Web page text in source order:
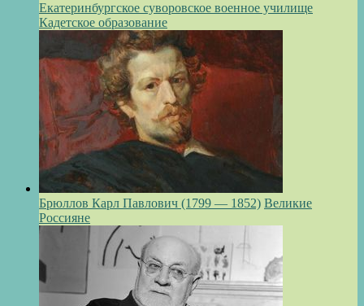
Екатеринбургское суворовское военное училище
Кадетское образование
Брюллов Карл Павлович (1799 — 1852) Великие
Россияне